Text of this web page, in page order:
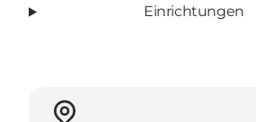
Einrichtungen